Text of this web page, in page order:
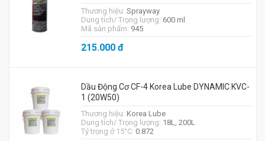
Thương hiệu: Sprayway
Dung tích/ Trọng lượng: 600 ml
Mã sản phẩm: 945
215.000đ
Dầu Động Cơ CF-4 Korea Lube DYNAMIC KVC-
1 (20W50)
Thương hiệu: Korea Lube
Dung tích/ Trọng lượng: 18L, 200L
Tỷ trọng ở 15°C: 0.872